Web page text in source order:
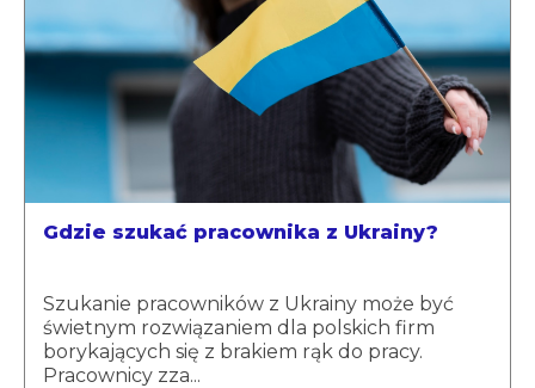
Gdzie szukać pracownika z Ukrainy?
Szukanie pracowników z Ukrainy może być
świetnym rozwiązaniem dla polskich firm
borykających się z brakiem rąk do pracy.
Pracownicy zza...